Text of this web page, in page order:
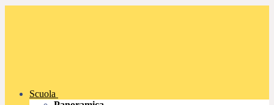
Scuola